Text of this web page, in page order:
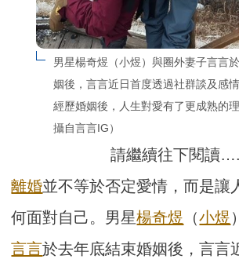
男星楊奇煜（小煜）與圈外妻子言言
姻後，言言近日首度透過社群談及感
經歷婚姻後，人生對愛有了更成熟的
攝自言言IG）
請繼續往下閱讀….
離婚並不等於否定愛情，而是讓
何面對自己。男星楊奇煜 （小煜
言言於去年底結束婚姻後，言言